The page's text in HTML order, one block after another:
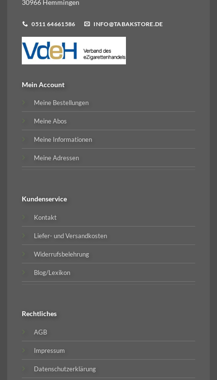
30966 Hemmingen
0511 64661586 INFO@TABAKSTORE.DE
Mein Account
Meine Bestellungen
Meine Abos
Meine Informationen
Meine Adressen
Kundenservice
Kontakt
Liefer- und Versandkosten
Widerrufsbelehrung
Blog/Lexikon
Rechtliches
AGB
Impressum
Datenschutzerklärung